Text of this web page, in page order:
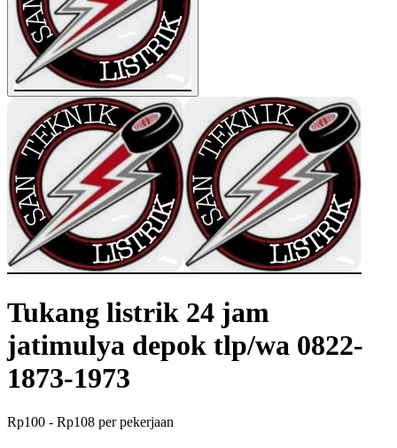
Tukang listrik 24 jam
jatimulya depok tlp/wa 0822-
1873-1973
Rp100 - Rp108 per pekerjaan